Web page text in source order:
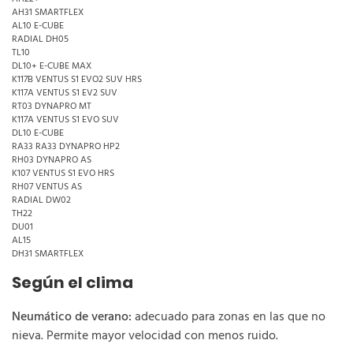
AH31 SMARTFLEX
AL10 E-CUBE
RADIAL DH05
TL10
DL10+ E-CUBE MAX
K117B VENTUS S1 EVO2 SUV HRS
K117A VENTUS S1 EV2 SUV
RT03 DYNAPRO MT
K117A VENTUS S1 EVO SUV
DL10 E-CUBE
RA33 RA33 DYNAPRO HP2
RH03 DYNAPRO AS
K107 VENTUS S1 EVO HRS
RH07 VENTUS AS
RADIAL DW02
TH22
DU01
AL15
DH31 SMARTFLEX
Según el clima
Neumático de verano:adecuado para zonas en las que no
nieva. Permite mayor velocidad con menos ruido.